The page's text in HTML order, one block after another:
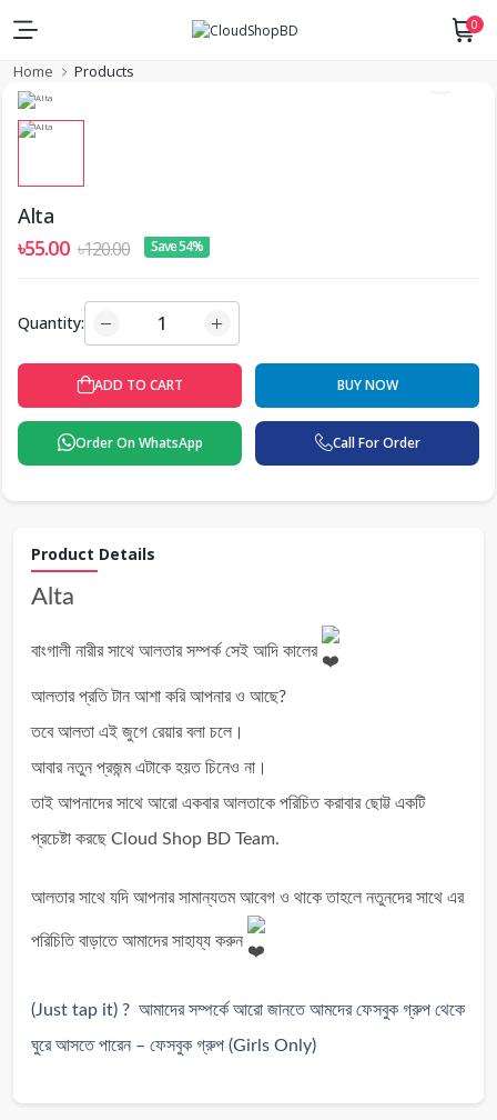
0
Home Products
Alta
৳55.00 ৳120.00 Save 54%
Quantity:
ADD TO CART BUY NOW
Order On WhatsApp Call For Order
Product Details
Alta
বাংগালী নারীর সাথে আলতার সম্পর্ক সেই আদি কালের
আলতার প্রতি টান আশা করি আপনার ও আছে?
তবে আলতা এই জুগে রেয়ার বলা চলে।
আবার নতুন প্রজন্ম এটাকে হয়ত চিনেও না।
তাই আপনাদের সাথে আরো একবার আলতাকে পরিচিত করাবার ছোট্ট একটি
প্রচেষ্টা করছে Cloud Shop BD Team.
আলতার সাথে যদি আপনার সামান্যতম আবেগ ও থাকে তাহলে নতুনদের সাথে এর
পরিচিতি বাড়াতে আমাদের সাহায্য করুন
(Just tap it) ? আমাদের সম্পর্কে আরো জানতে আমদের ফেসবুক গ্রুপ থেকে
ঘুরে আসতে পারেন – ফেসবুক গ্রুপ (Girls Only)